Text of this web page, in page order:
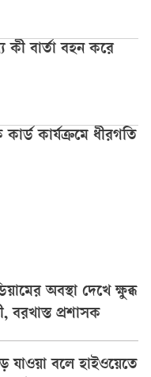
কী বার্তা বহন করে
কার্যক্রমে ধীরগতি
অবস্থা দেখে ক্ষুব্ধ
বরখাস্ত প্রশাসক
যাওয়া বলে হাইওয়েতে